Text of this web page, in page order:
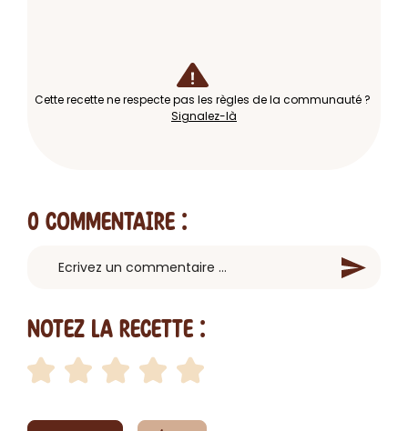
Cette recette ne respecte pas les règles de la communauté ?
Signalez-là
0 Commentaire :
Notez la recette :